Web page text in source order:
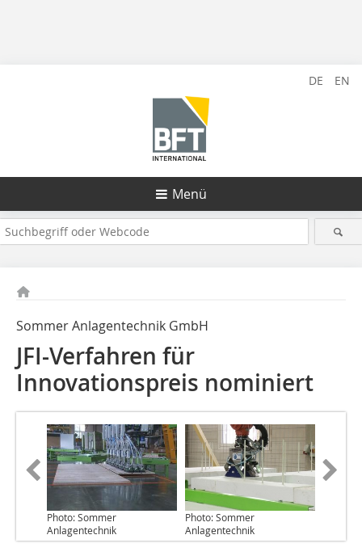
DE EN
Menü
Sommer Anlagentechnik GmbH
JFI-Verfahren für
Innovationspreis nominiert
Photo: Sommer
Anlagentechnik
Photo: Sommer
Anlagentechnik